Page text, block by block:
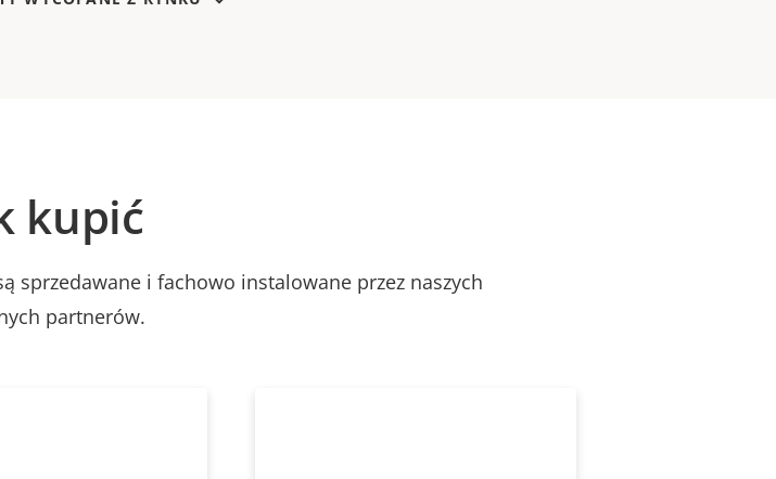
kupić
sprzedawane i fachowo instalowane przez naszych
partnerów.